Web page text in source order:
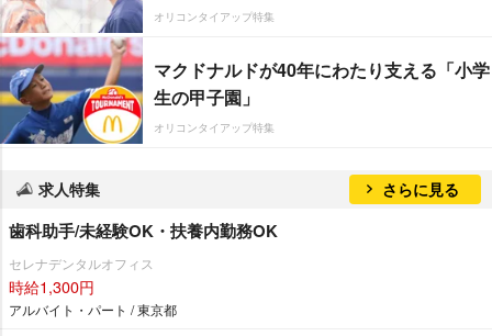
オリコンタイアップ特集
マクドナルドが40年にわたり支える「小学
生の甲子園」
オリコンタイアップ特集
求人特集 さらに見る
歯科助手/未経験OK・扶養内勤務OK
セレナデンタルオフィス
時給1,300円
アルバイト・パート / 東京都